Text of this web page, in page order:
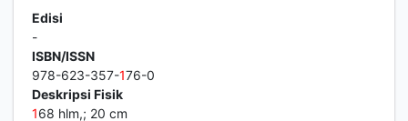
Edisi
-
ISBN/ISSN
978-623-357-176-0
Deskripsi Fisik
168 hlm,; 20 cm